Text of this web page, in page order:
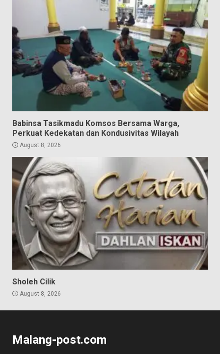
Babinsa Tasikmadu Komsos Bersama Warga,
Perkuat Kedekatan dan Kondusivitas Wilayah
August 8, 2026
Sholeh Cilik
August 8, 2026
Malang-post.com